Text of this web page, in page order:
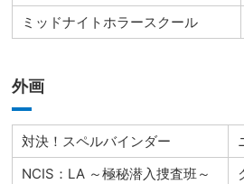
ミッドナイトホラースクール
外画
対決！スペルバインダー
NCIS：LA ～極秘潜入捜査班～